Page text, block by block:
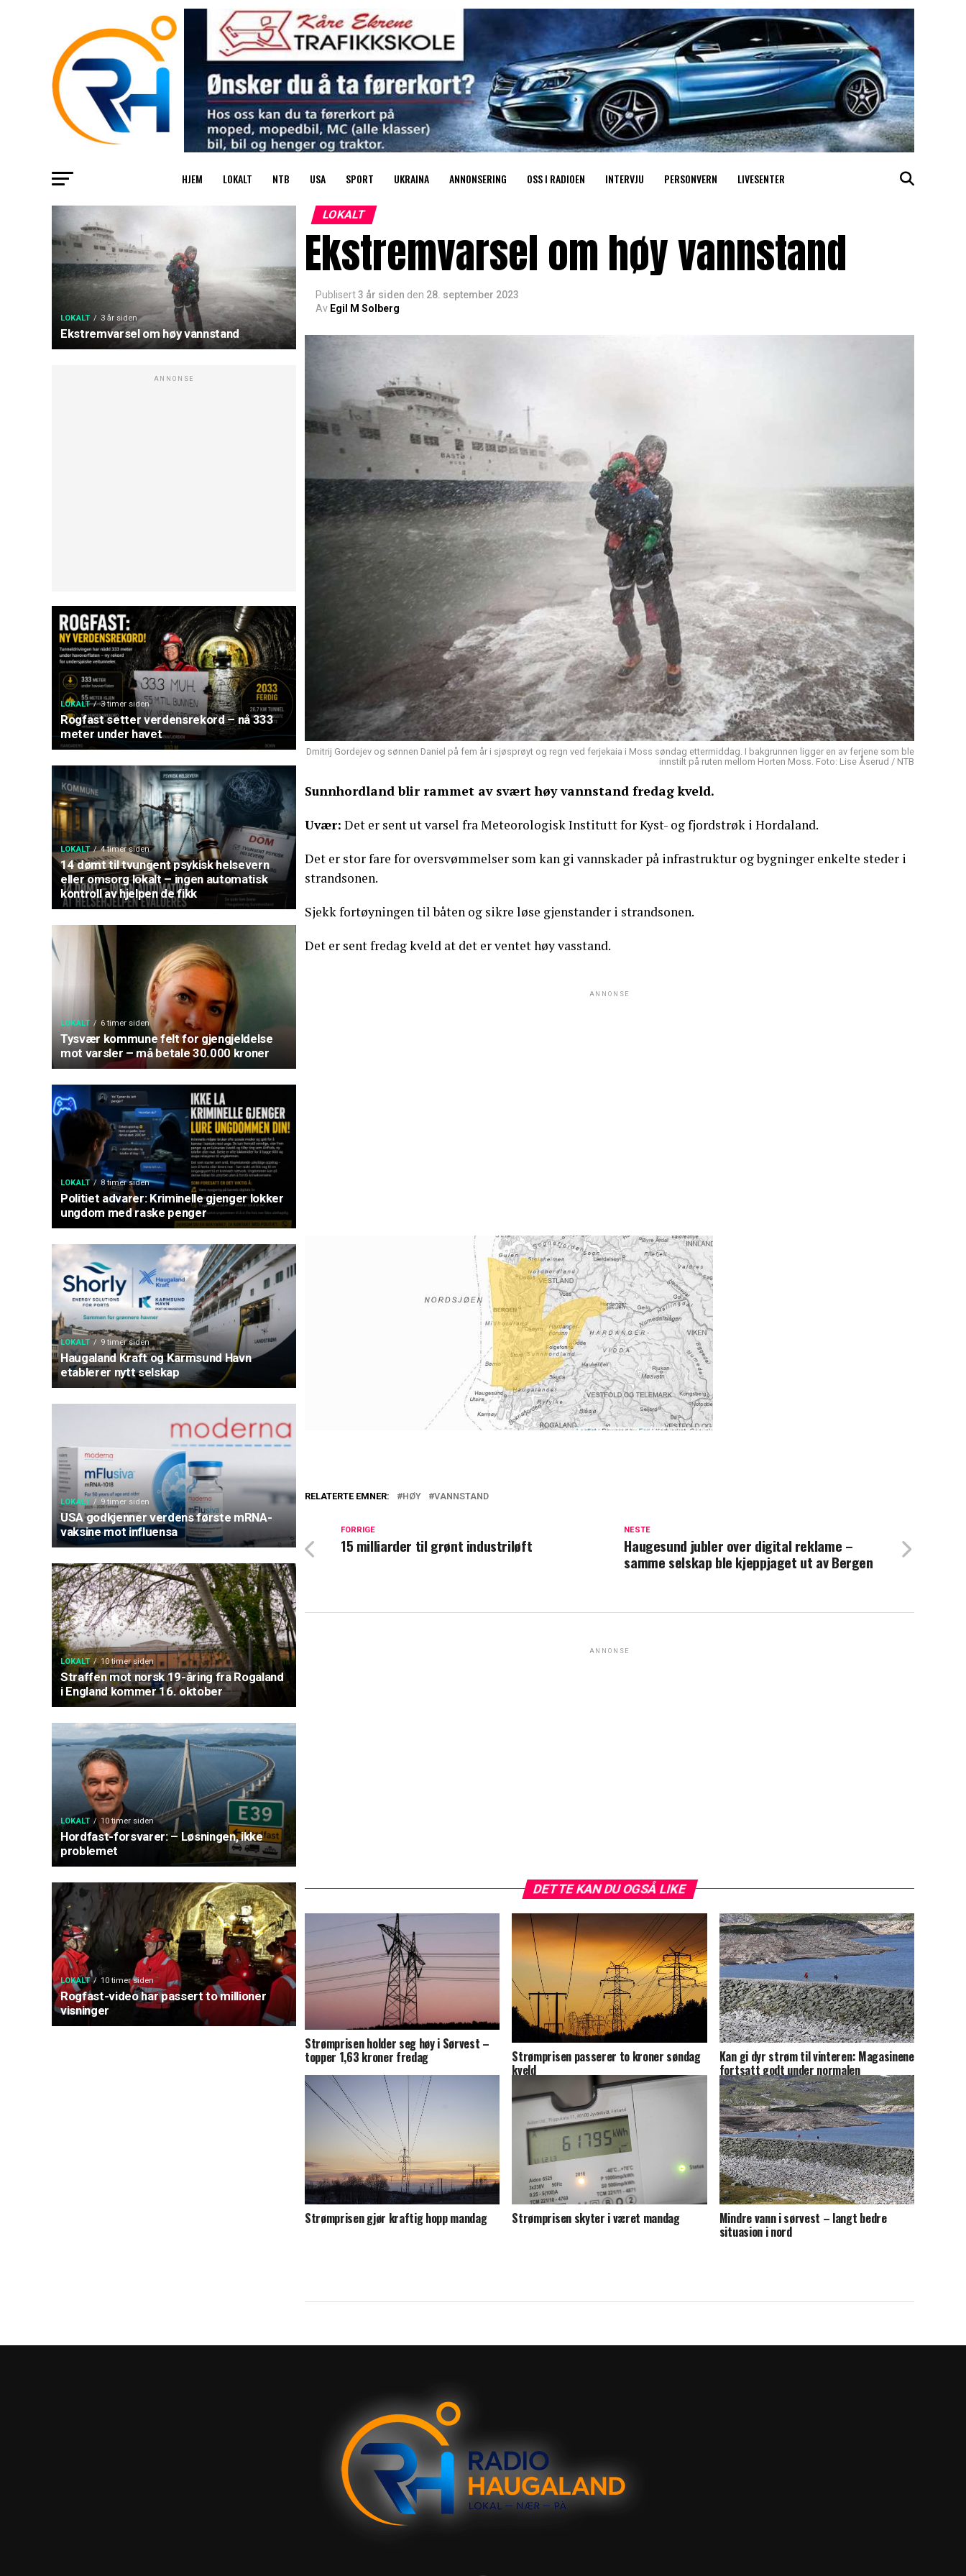
HJEM LOKALT NTB USA SPORT UKRAINA ANNONSERING OSS I RADIOEN INTERVJU PERSONVERN LIVESENTER
LOKALT 3 år siden
Ekstremvarsel om høy vannstand
ANNONSE
LOKALT 3 timer siden
Rogfast setter verdensrekord – nå 333
meter under havet
LOKALT 4 timer siden
14 dømt til tvungent psykisk helsevern
eller omsorg lokalt – ingen automatisk
kontroll av hjelpen de fikk
LOKALT 6 timer siden
Tysvær kommune felt for gjengjeldelse
mot varsler – må betale 30.000 kroner
LOKALT 8 timer siden
Politiet advarer: Kriminelle gjenger lokker
ungdom med raske penger
LOKALT 9 timer siden
Haugaland Kraft og Karmsund Havn
etablerer nytt selskap
LOKALT 9 timer siden
USA godkjenner verdens første mRNA-
vaksine mot influensa
LOKALT 10 timer siden
Straffen mot norsk 19-åring fra Rogaland
i England kommer 16. oktober
LOKALT 10 timer siden
Hordfast-forsvarer: – Løsningen, ikke
problemet
LOKALT 10 timer siden
Rogfast-video har passert to millioner
visninger
LOKALT
Ekstremvarsel om høy vannstand
Publisert3 år siden den 28. september 2023
Av Egil M Solberg
Dmitrij Gordejev og sønnen Daniel på fem år i sjøsprøyt og regn ved ferjekaia i Moss søndag ettermiddag. I bakgrunnen ligger en av ferjene som ble
innstilt på ruten mellom Horten Moss. Foto: Lise Åserud / NTB
Sunnhordland blir rammet av svært høy vannstand fredag kveld.
Uvær: Det er sent ut varsel fra Meteorologisk Institutt for Kyst- og fjordstrøk i Hordaland.
Det er stor fare for oversvømmelser som kan gi vannskader på infrastruktur og bygninger enkelte steder i
strandsonen.
Sjekk fortøyningen til båten og sikre løse gjenstander i strandsonen.
Det er sent fredag kveld at det er ventet høy vasstand.
ANNONSE
RELATERTE EMNER: HØY VANNSTAND
NESTE
Haugesund jubler over digital reklame –
samme selskap ble kjeppjaget ut av Bergen
FORRIGE
15 milliarder til grønt industriløft
ANNONSE
DETTE KAN DU OGSÅ LIKE
Strømprisen holder seg høy i Sørvest –
topper 1,63 kroner fredag Strømprisen passerer to kroner søndag
kveld
Kan gi dyr strøm til vinteren: Magasinene
fortsatt godt under normalen
Strømprisen gjør kraftig hopp mandag Strømprisen skyter i været mandag Mindre vann i sørvest – langt bedre
situasjon i nord